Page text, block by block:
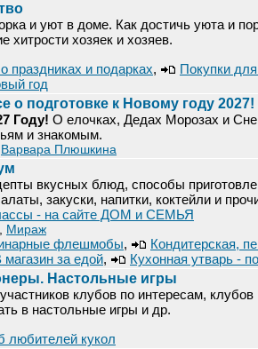
и уют в доме. Как достичь уюта и
хитрости хозяек и хозяев.
праздниках и подарках, Покупки
год
о подготовке к Новому году 2027!
Году! О елочках, Дедах Морозах и
и знакомым.
Варвара Плюшкина
вкусных блюд, способы
закуски, напитки, коктейли и
- на сайте ДОМ и СЕМЬЯ
Мираж
флешмобы, Кондитерская,
магазин за едой, Кухонная утварь -
Настольные игры
клубов по интересам,
в настольные игры и др.
любителей кукол